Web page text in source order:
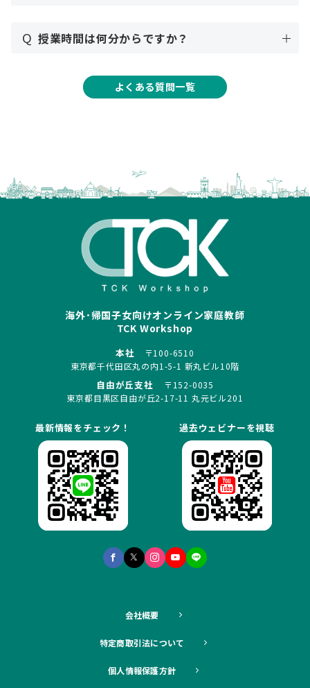
Q 授業時間は何分からですか？
よくある質問一覧
海外･帰国子女向けオンライン家庭教師
TCK Workshop
本社
〒100-6510
東京都千代田区丸の内1-5-1 新丸ビル10階
自由が丘支社
〒152-0035
東京都目黒区自由が丘2-17-11 丸元ビル201
最新情報をチェック！ 過去ウェビナーを視聴
会社概要
特定商取引法について
個人情報保護方針